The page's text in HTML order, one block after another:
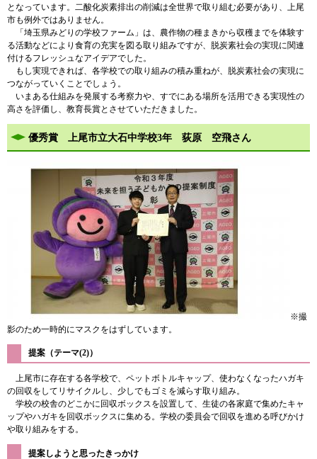
となっています。二酸化炭素排出の削減は全世界で取り組む必要があり、上尾
市も例外ではありません。
「埼玉県みどりの学校ファーム」は、農作物の種まきから収穫までを体験す
る活動などにより食育の充実を図る取り組みですが、脱炭素社会の実現に関連
付けるフレッシュなアイデアでした。
もし実現できれば、各学校での取り組みの積み重ねが、脱炭素社会の実現に
つながっていくことでしょう。
いまある仕組みを発展する考察力や、すでにある場所を活用できる実現性の
高さを評価し、教育長賞とさせていただきました。
優秀賞 上尾市立大石中学校3年 荻原 空飛さん
※撮
影のため一時的にマスクをはずしています。
提案（テーマ(2)）
上尾市に存在する各学校で、ペットボトルキャップ、使わなくなったハガキ
の回収をしてリサイクルし、少しでもゴミを減らす取り組み。
学校の校舎のどこかに回収ボックスを設置して、生徒の各家庭で集めたキャ
ップやハガキを回収ボックスに集める。学校の委員会で回収を進める呼びかけ
や取り組みをする。
提案しようと思ったきっかけ